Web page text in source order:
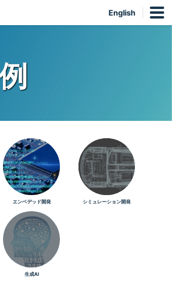
English
エンベデッド開発 シミュレーション開発
生成AI